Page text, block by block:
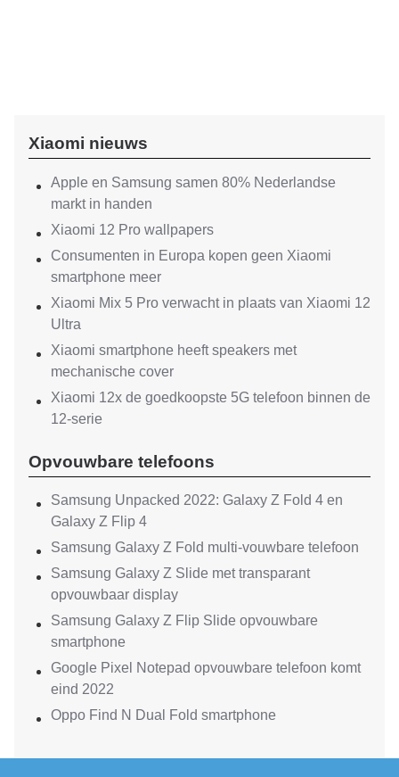
Xiaomi nieuws
Apple en Samsung samen 80% Nederlandse
markt in handen
Xiaomi 12 Pro wallpapers
Consumenten in Europa kopen geen Xiaomi
smartphone meer
Xiaomi Mix 5 Pro verwacht in plaats van Xiaomi 12
Ultra
Xiaomi smartphone heeft speakers met
mechanische cover
Xiaomi 12x de goedkoopste 5G telefoon binnen de
12-serie
Opvouwbare telefoons
Samsung Unpacked 2022: Galaxy Z Fold 4 en
Galaxy Z Flip 4
Samsung Galaxy Z Fold multi-vouwbare telefoon
Samsung Galaxy Z Slide met transparant
opvouwbaar display
Samsung Galaxy Z Flip Slide opvouwbare
smartphone
Google Pixel Notepad opvouwbare telefoon komt
eind 2022
Oppo Find N Dual Fold smartphone